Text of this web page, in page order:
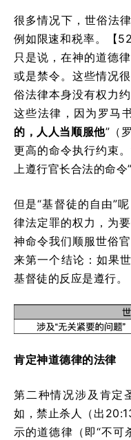
很多情况下，世俗法
例如限速和税率。【
只是说，在神的道德
或是禁令。这些情况
俗法律本身没有权力
这些法律，因为罗马
的，人人当顺服他”（
更高的命令执行约束
上遵行官长合法的命令
但是“基督徒的自由”
律法定罪的权力，为
神命令我们顺服世俗
来第一个结论：如果
基督徒的反应是遵行。
肯定神道德律的法律
第二种情况涉及肯定
如，禁止杀人（出
示的道德律（即“不可